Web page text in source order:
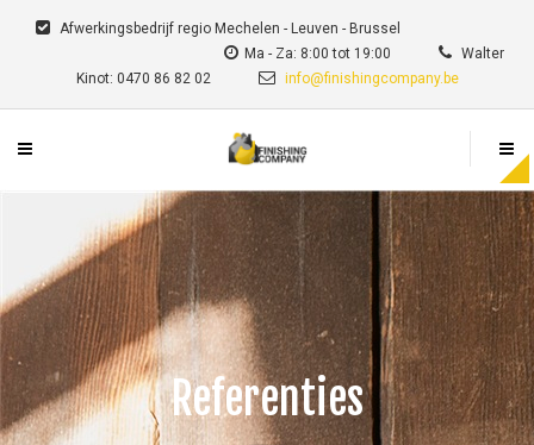
Afwerkingsbedrijf regio Mechelen - Leuven - Brussel
Ma - Za: 8:00 tot 19:00
Walter
Kinot: 0470 86 82 02
info@finishingcompany.be
Referenties